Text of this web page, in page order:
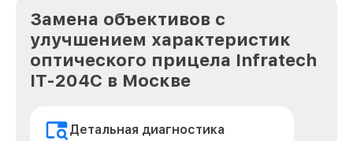
Замена объективов с
улучшением характеристик
оптического прицела Infratech
IT-204C в Москве
Детальная диагностика